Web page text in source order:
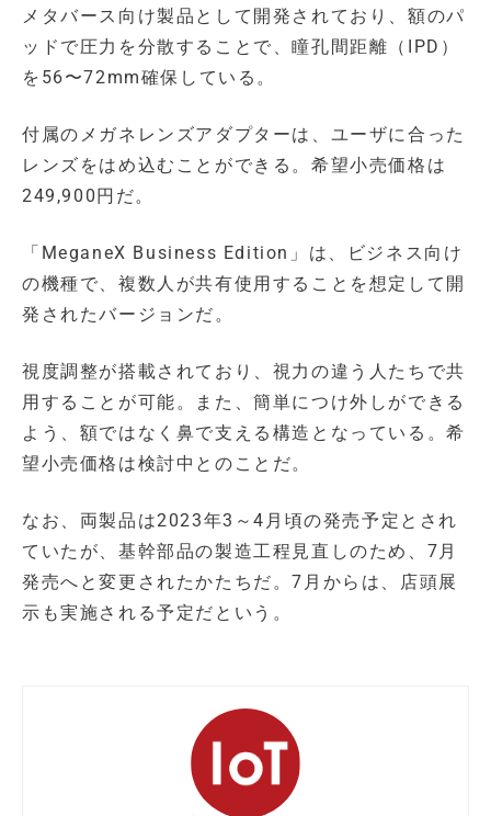
メタバース向け製品として開発されており、額のパ
ッドで圧力を分散することで、瞳孔間距離（IPD）
を56〜72mm確保している。
付属のメガネレンズアダプターは、ユーザに合った
レンズをはめ込むことができる。希望小売価格は
249,900円だ。
「MeganeX Business Edition」は、ビジネス向け
の機種で、複数人が共有使用することを想定して開
発されたバージョンだ。
視度調整が搭載されており、視力の違う人たちで共
用することが可能。また、簡単につけ外しができる
よう、額ではなく鼻で支える構造となっている。希
望小売価格は検討中とのことだ。
なお、両製品は2023年3～4月頃の発売予定とされ
ていたが、基幹部品の製造工程見直しのため、7月
発売へと変更されたかたちだ。7月からは、店頭展
示も実施される予定だという。